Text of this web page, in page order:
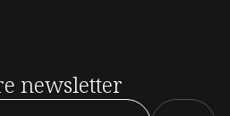
newsletter